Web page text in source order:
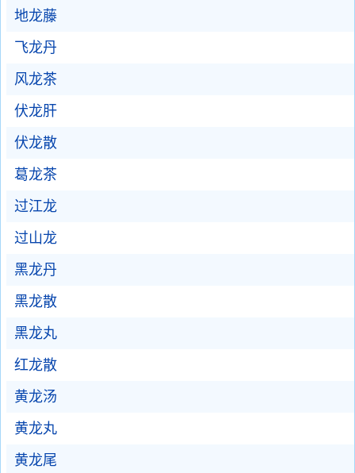
地龙藤
飞龙丹
风龙茶
伏龙肝
伏龙散
葛龙茶
过江龙
过山龙
黑龙丹
黑龙散
黑龙丸
红龙散
黄龙汤
黄龙丸
黄龙尾